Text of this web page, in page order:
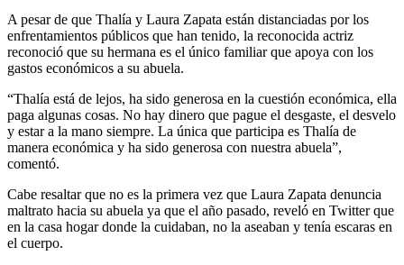
A pesar de que Thalía y Laura Zapata están distanciadas por los
enfrentamientos públicos que han tenido, la reconocida actriz
reconoció que su hermana es el único familiar que apoya con los
gastos económicos a su abuela.
“Thalía está de lejos, ha sido generosa en la cuestión económica, ella
paga algunas cosas. No hay dinero que pague el desgaste, el desvelo
y estar a la mano siempre. La única que participa es Thalía de
manera económica y ha sido generosa con nuestra abuela”,
comentó.
Cabe resaltar que no es la primera vez que Laura Zapata denuncia
maltrato hacia su abuela ya que el año pasado, reveló en Twitter que
en la casa hogar donde la cuidaban, no la aseaban y tenía escaras en
el cuerpo.